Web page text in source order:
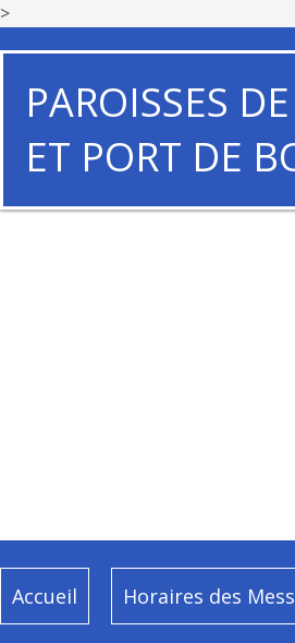
>
PAROISSES
ET PORT DE
Accueil Horaires des